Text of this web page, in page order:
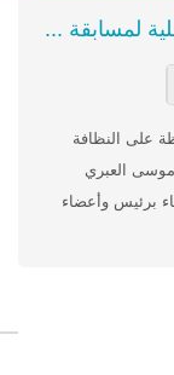
لمسابقة ...
على النظافة
موسى العبري
برئيس وأعضاء